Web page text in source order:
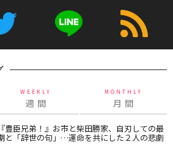
WEEKLY
週 間
MONTHLY
月 間
『豊臣兄弟！』お市と柴田勝家、自刃しての最
と「辞世の句」…運命を共にした２人の悲劇